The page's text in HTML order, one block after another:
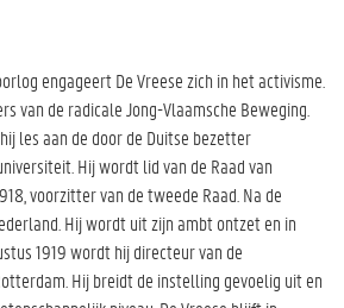
engageert De Vreese zich in het activisme.
van de radicale Jong-Vlaamsche Beweging.
les aan de door de Duitse bezetter
Hij wordt lid van de Raad van
voorzitter van de tweede Raad. Na de
Hij wordt uit zijn ambt ontzet en in
1919 wordt hij directeur van de
Hij breidt de instelling gevoelig uit en